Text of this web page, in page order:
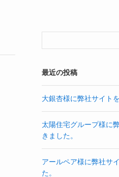
最近の投稿
大銀杏様に弊社サイト
太陽住宅グループ様に
きました。
アールペア様に弊社サ
た。